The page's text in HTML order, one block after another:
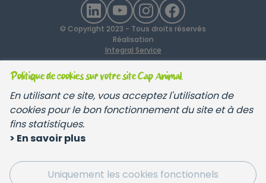
Politique de cookies sur votre site Cap Animal.
En utilisant ce site, vous acceptez l'utilisation de
cookies pour le bon fonctionnement du site et à des
fins statistiques.
> En savoir plus
Uniquement les cookies fonctionnels
© Copyright 2023 - Tous droits réservés
Réalisation
Integral Service